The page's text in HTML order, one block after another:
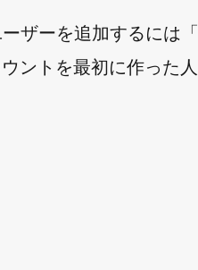
ザーを追加するには
ントを最初に作った